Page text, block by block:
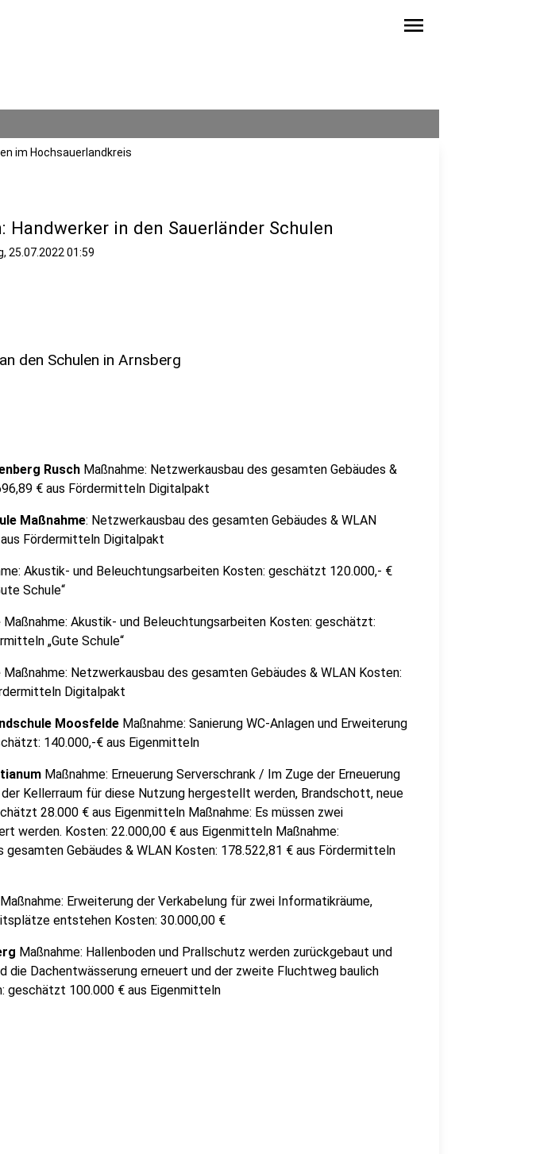
menu
im Hochsauerlandkreis
Handwerker in den Sauerländer Schulen
25.07.2022 01:59
den Schulen in Arnsberg
Rusch Maßnahme: Netzwerkausbau des gesamten Gebäudes &
€ aus Fördermitteln Digitalpakt
Maßnahme: Netzwerkausbau des gesamten Gebäudes & WLAN
Fördermitteln Digitalpakt
Akustik- und Beleuchtungsarbeiten Kosten: geschätzt 120.000,- €
Schule“
Maßnahme: Akustik- und Beleuchtungsarbeiten Kosten: geschätzt:
„Gute Schule“
Maßnahme: Netzwerkausbau des gesamten Gebäudes & WLAN Kosten:
Digitalpakt
Moosfelde Maßnahme: Sanierung WC-Anlagen und Erweiterung
140.000,-€ aus Eigenmitteln
Maßnahme: Erneuerung Serverschrank / Im Zuge der Erneuerung
Kellerraum für diese Nutzung hergestellt werden, Brandschott, neue
28.000 € aus Eigenmitteln Maßnahme: Es müssen zwei
werden. Kosten: 22.000,00 € aus Eigenmitteln Maßnahme:
gesamten Gebäudes & WLAN Kosten: 178.522,81 € aus Fördermitteln
Maßnahme: Erweiterung der Verkabelung für zwei Informatikräume,
entstehen Kosten: 30.000,00 €
Maßnahme: Hallenboden und Prallschutz werden zurückgebaut und
die Dachentwässerung erneuert und der zweite Fluchtweg baulich
geschätzt 100.000 € aus Eigenmitteln